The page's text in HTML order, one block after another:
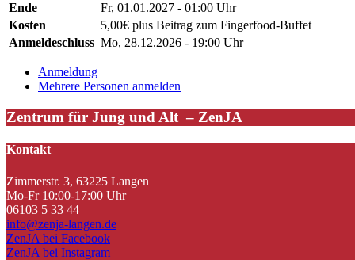
Ende
Fr, 01.01.2027 - 01:00 Uhr
Kosten
5,00€ plus Beitrag zum Fingerfood-Buffet
Anmeldeschluss Mo, 28.12.2026 - 19:00 Uhr
Anmeldung
Mehrere Personen anmelden
Zentrum für Jung und Alt – ZenJA
Kontakt
Zimmerstr. 3, 63225 Langen
Mo-Fr 10:00-17:00 Uhr
06103 5 33 44
info@zenja-langen.de
ZenJA bei Facebook
ZenJA bei Instagram